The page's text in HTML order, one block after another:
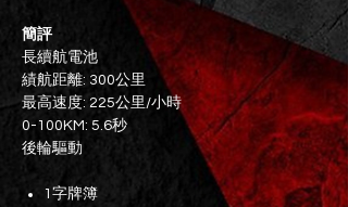
簡評
長續航電池
績航距離: 300公里
最高速度: 225公里/小時
0-100KM: 5.6秒
後輪驅動
1字牌簿